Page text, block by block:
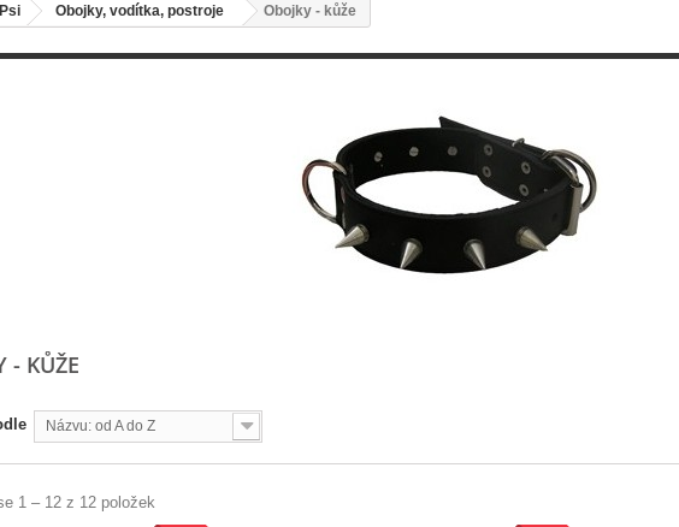
Psi Obojky, vodítka, postroje Obojky - kůže
- KŮŽE
Názvu: od A do Z
1 – 12 z 12 položek